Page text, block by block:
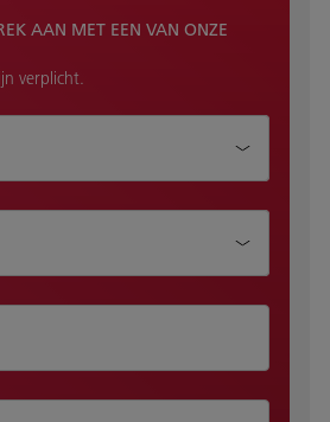
AAN MET EEN VAN ONZE
verplicht.